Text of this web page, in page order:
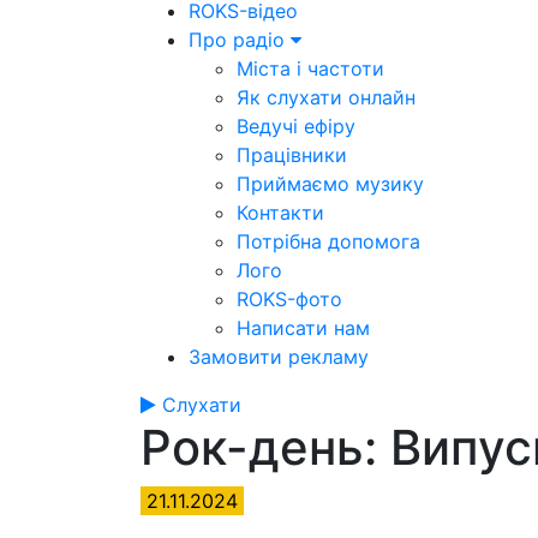
ROKS-відео
Про радіо
Міста і частоти
Як слухати онлайн
Ведучі ефіру
Працівники
Приймаємо музику
Контакти
Потрібна допомога
Лого
ROKS-фото
Написати нам
Замовити рекламу
Слухати
Рок-день:
21.11.2024